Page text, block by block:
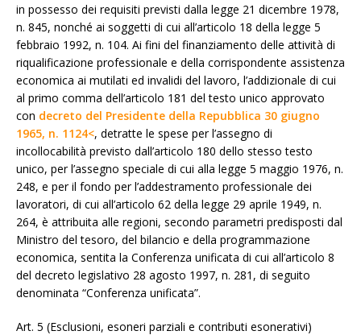
in possesso dei requisiti previsti dalla legge 21 dicembre 1978,
n. 845, nonché ai soggetti di cui all’articolo 18 della legge 5
febbraio 1992, n. 104. Ai fini del finanziamento delle attività di
riqualificazione professionale e della corrispondente assistenza
economica ai mutilati ed invalidi del lavoro, l’addizionale di cui
al primo comma dell’articolo 181 del testo unico approvato
con decreto del Presidente della Repubblica 30 giugno
1965, n. 1124<, detratte le spese per l’assegno di
incollocabilità previsto dall’articolo 180 dello stesso testo
unico, per l’assegno speciale di cui alla legge 5 maggio 1976, n.
248, e per il fondo per l’addestramento professionale dei
lavoratori, di cui all’articolo 62 della legge 29 aprile 1949, n.
264, è attribuita alle regioni, secondo parametri predisposti dal
Ministro del tesoro, del bilancio e della programmazione
economica, sentita la Conferenza unificata di cui all’articolo 8
del decreto legislativo 28 agosto 1997, n. 281, di seguito
denominata “Conferenza unificata”.
Art. 5 (Esclusioni, esoneri parziali e contributi esonerativi)